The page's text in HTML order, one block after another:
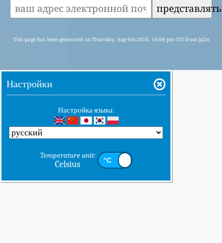
This page has been generated on Thursday, Aug 6th 2026, 16:08 pm CST from jp2n
Настройки
Настройка языка:
Temperature unit:
Celsius